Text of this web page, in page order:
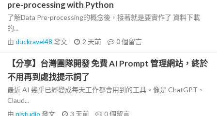
pre-processing with Python
了解Data Pre-processing的概念後，接著就是要實作了 資料下載
的...
由 duckravel48 發文 2 天前 0個留言
【分享】台灣團隊開發 免費 AI Prompt 管理網站，終於
不用再到處找提示詞了
最近 AI 幾乎已經變成每天工作都會用到的工具。像是 ChatGPT、
Claud...
由 nlstudio 發文 3 天前 0個留言